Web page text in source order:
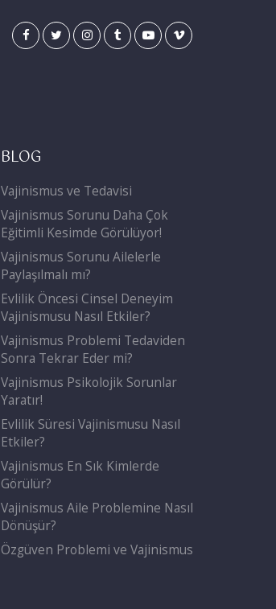
BLOG
Vajinismus ve Tedavisi
Vajinismus Sorunu Daha Çok
Eğitimli Kesimde Görülüyor!
Vajinismus Sorunu Ailelerle
Paylaşılmalı mı?
Evlilik Öncesi Cinsel Deneyim
Vajinismusu Nasıl Etkiler?
Vajinismus Problemi Tedaviden
Sonra Tekrar Eder mi?
Vajinismus Psikolojik Sorunlar
Yaratır!
Evlilik Süresi Vajinismusu Nasıl
Etkiler?
Vajinismus En Sık Kimlerde
Görülür?
Vajinismus Aile Problemine Nasıl
Dönüşür?
Özgüven Problemi ve Vajinismus